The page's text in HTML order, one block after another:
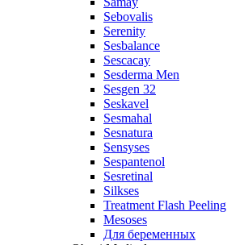
Sebovalis
Serenity
Sesbalance
Sescacay
Sesderma Men
Sesgen 32
Seskavel
Sesmahal
Sesnatura
Sensyses
Sespantenol
Sesretinal
Silkses
Treatment Flash Peeling
Mesoses
Для беременных